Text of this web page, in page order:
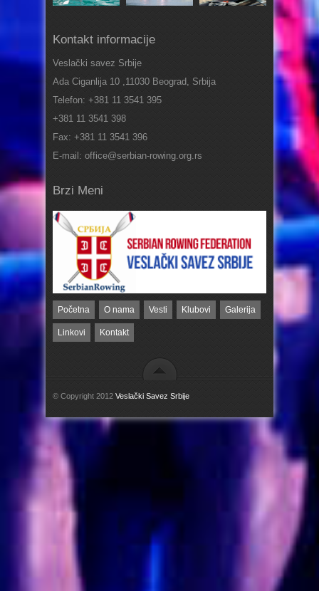
Kontakt informacije
Veslački savez Srbije
Ada Ciganlija 10 ,11030 Beograd, Srbija
Telefon: +381 11 3541 395
+381 11 3541 398
Fax: +381 11 3541 396
E-mail: office@serbian-rowing.org.rs
Brzi Meni
Početna O nama Vesti Klubovi Galerija
Linkovi Kontakt
© Copyright 2012 Veslački Savez Srbije